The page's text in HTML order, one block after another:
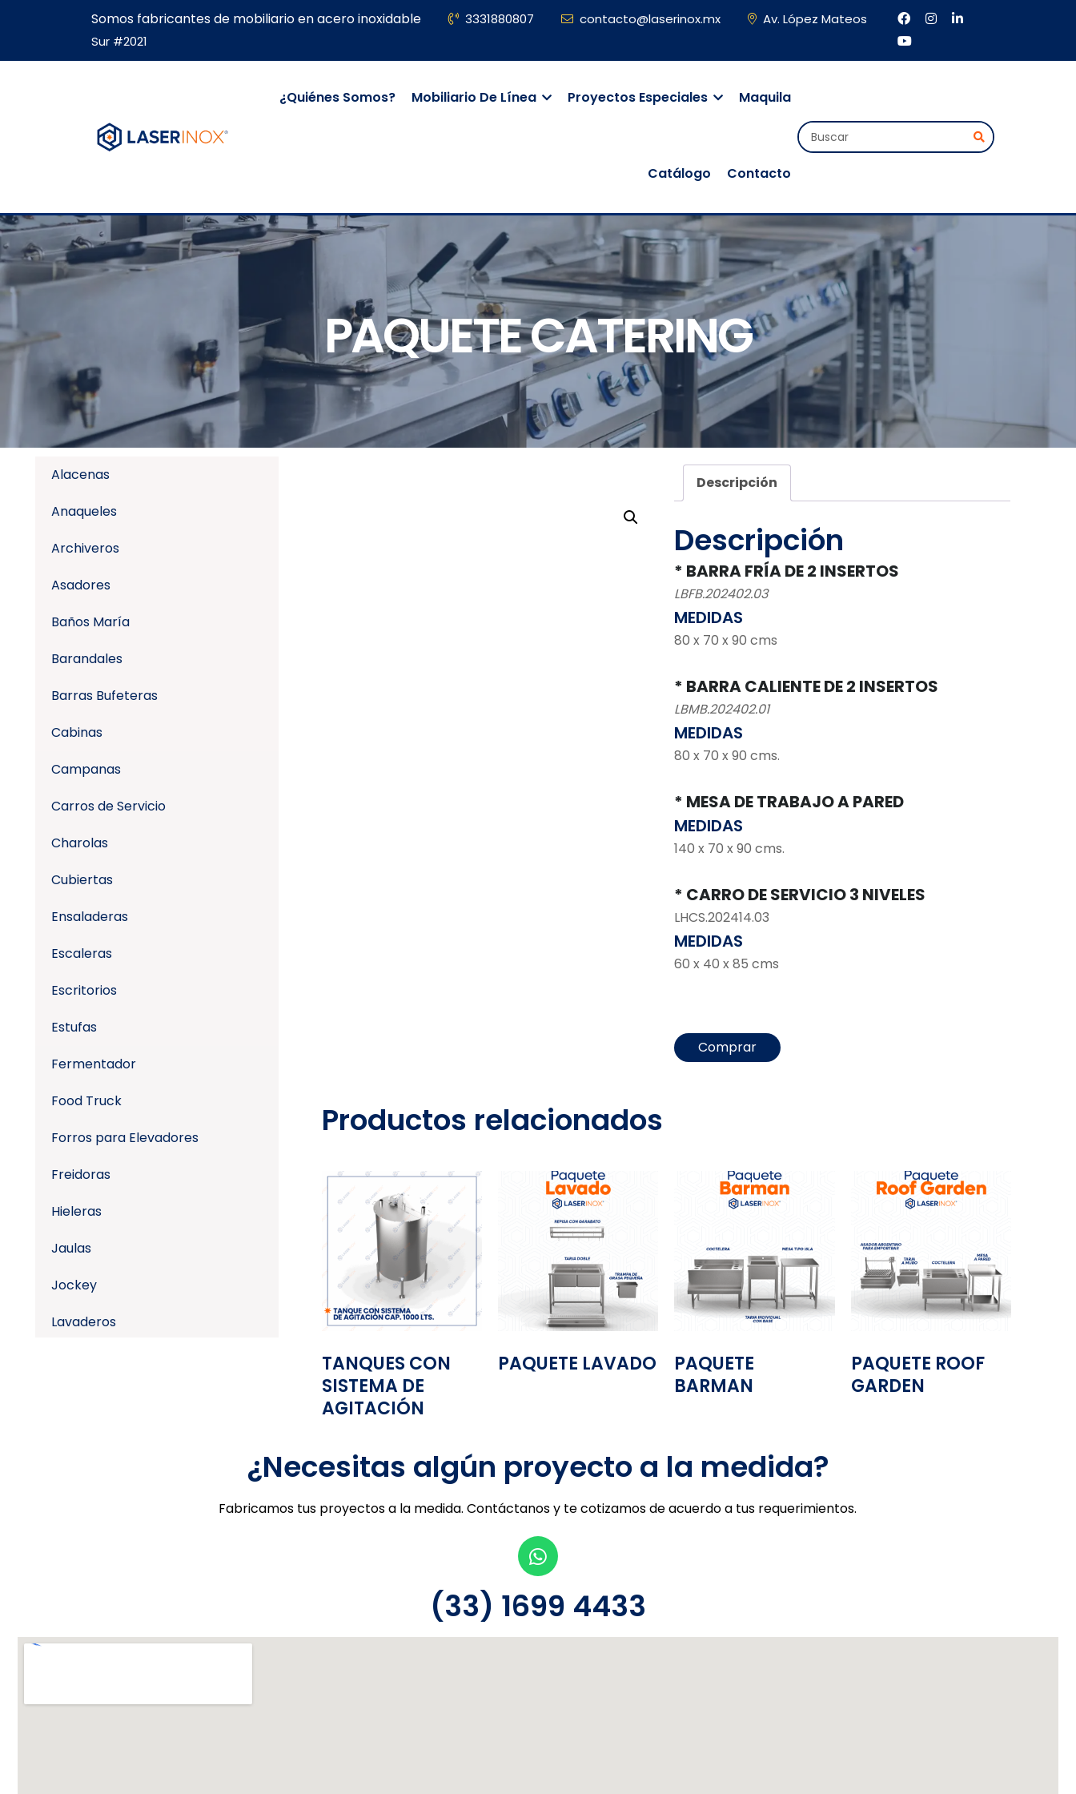
Somos fabricantes de mobiliario en acero inoxidable 3331880807 contacto@laserinox.mx
Av. López Mateos
Sur #2021
¿Quiénes Somos? Mobiliario De Línea Proyectos Especiales Maquila
Catálogo Contacto
PAQUETE CATERING
Alacenas
Anaqueles
Archiveros
Asadores
Baños María
Barandales
Barras Bufeteras
Cabinas
Campanas
Carros de Servicio
Charolas
Cubiertas
Ensaladeras
Escaleras
Escritorios
Estufas
Fermentador
Food Truck
Forros para Elevadores
Freidoras
Hieleras
Jaulas
Jockey
Lavaderos
Descripción
Descripción
* BARRA FRÍA DE 2 INSERTOS
LBFB.202402.03
MEDIDAS
80 x 70 x 90 cms
* BARRA CALIENTE DE 2 INSERTOS
LBMB.202402.01
MEDIDAS
80 x 70 x 90 cms.
* MESA DE TRABAJO A PARED
MEDIDAS
140 x 70 x 90 cms.
* CARRO DE SERVICIO 3 NIVELES
LHCS.202414.03
MEDIDAS
60 x 40 x 85 cms
Comprar
Productos relacionados
TANQUES CON
SISTEMA DE
AGITACIÓN
PAQUETE LAVADO
PAQUETE
BARMAN
PAQUETE ROOF
GARDEN
¿Necesitas algún proyecto a la medida?
Fabricamos tus proyectos a la medida. Contáctanos y te cotizamos de acuerdo a tus requerimientos.
(33) 1699 4433